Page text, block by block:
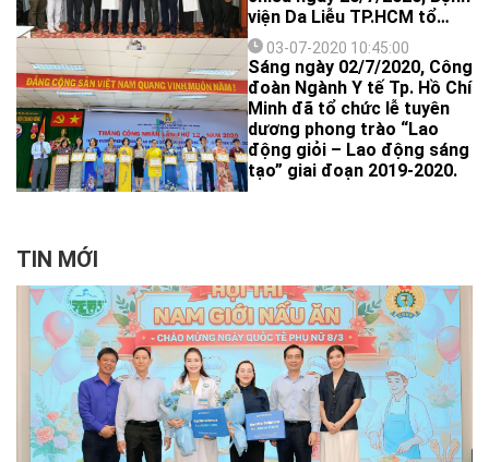
viện Da Liễu TP.HCM tổ
chức buổi nói chuyện
chuyên đề “Tiếp cận bệnh
nhân hiệu quả - Lý giải từ
góc độ tâm lý học” với sự
trình bày của chuyên gia
tâm lý GS.TS Huỳnh Văn
Sơn – Phó hiệu trưởng
trường Đại học Sư phạm
03-07-2020 10:45:00
Sáng ngày 02/7/2020, Công
đoàn Ngành Y tế Tp. Hồ Chí
Minh đã tổ chức lễ tuyên
dương phong trào “Lao
động giỏi – Lao động sáng
tạo” giai đoạn 2019-2020.
TIN MỚI